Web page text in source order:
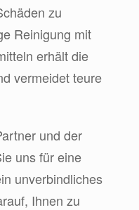
zu
Reinigung mit
erhält die
vermeidet teure
und der
uns für eine
unverbindliches
Ihnen zu